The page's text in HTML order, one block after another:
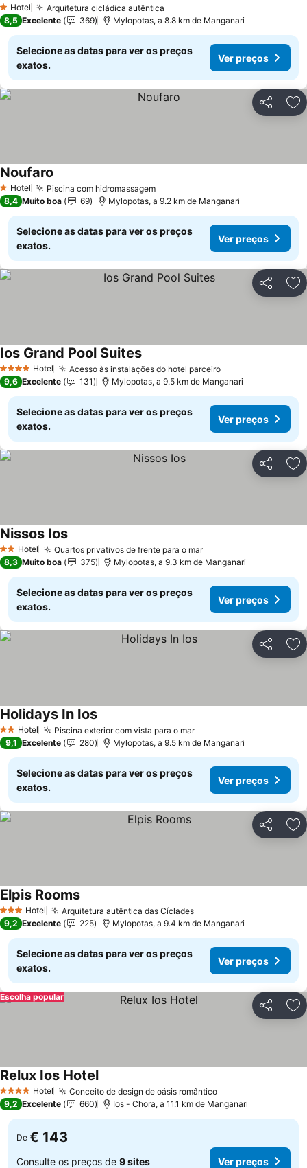
1 Estrelas
Hotel Arquitetura cicládica autêntica
8,5 Excelente 369 Mylopotas, a 8.8 km de Manganari
Selecione as datas para ver os preços
exatos.
Ver preços
Partilhar
1 Estrelas
Hotel Piscina com hidromassagemVer preços
Noufaro
8,4 Muito boa 69 Mylopotas, a 9.2 km de Manganari
Selecione as datas para ver os preços
exatos.
Ver preços
Partilhar
4 EstrelasHotel Acesso às instalações do hotel parceiroVer preços
Ios Grand Pool SuitesVer preços
9,6 Excelente 131 Mylopotas, a 9.5 km de Manganari
Selecione as datas para ver os preços
exatos.
Ver preços
Partilhar
2 Estrelas
Hotel Quartos privativos de frente para o marVer preços
Nissos IosVer preços
8,3 Muito boa 375 Mylopotas, a 9.3 km de Manganari
Selecione as datas para ver os preços
exatos.
Ver preços
Partilhar
2 Estrelas
Hotel Piscina exterior com vista para o marVer preços
Holidays In IosVer preços
9,1 Excelente 280 Mylopotas, a 9.5 km de Manganari
Selecione as datas para ver os preços
exatos.
Ver preços
Partilhar
3 EstrelasHotel Arquitetura autêntica das CícladesVer preços
Elpis RoomsVer preços
9,2 Excelente 225 Mylopotas, a 9.4 km de Manganari
Selecione as datas para ver os preços
exatos.
Ver preços
Partilhar
Escolha popular
4 EstrelasHotel Conceito de design de oásis românticoVer preços
Relux Ios HotelVer preços
9,2 Excelente 660 Ios - Chora, a 11.1 km de Manganari
De € 143
Consulte os preços de 9 sites Ver preços